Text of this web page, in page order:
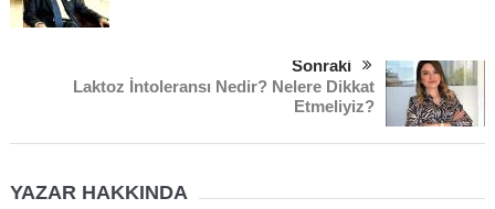
Sonraki
Laktoz İntoleransı Nedir? Nelere Dikkat
Etmeliyiz?
YAZAR HAKKINDA